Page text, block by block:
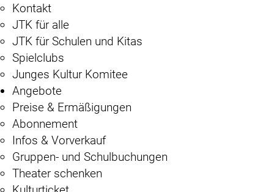
Kontakt
JTK für alle
JTK für Schulen und Kitas
Spielclubs
Junges Kultur Komitee
Angebote
Preise & Ermäßigungen
Abonnement
Infos & Vorverkauf
Gruppen- und Schulbuchungen
Theater schenken